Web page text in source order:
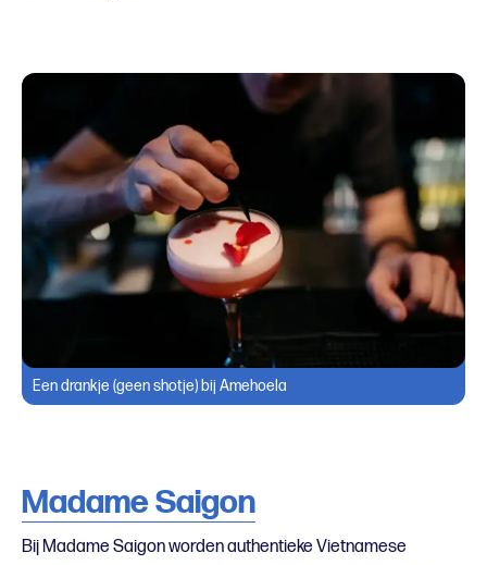
Een drankje (geen shotje) bij Amehoela
Madame Saigon
Bij Madame Saigon worden authentieke Vietnamese